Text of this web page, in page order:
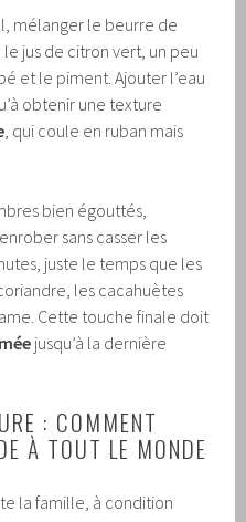
mélanger le beurre de
jus de citron vert, un peu
et le piment. Ajouter l’eau
obtenir une texture
, qui coule en ruban mais
bien égouttés,
sans casser les
juste le temps que les
les cacahuètes
Cette touche finale doit
jusqu’à la dernière
: COMMENT
À TOUT LE MONDE
la famille, à condition